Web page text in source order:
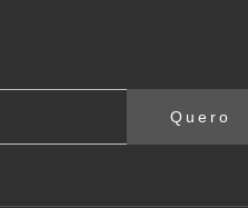
Quero